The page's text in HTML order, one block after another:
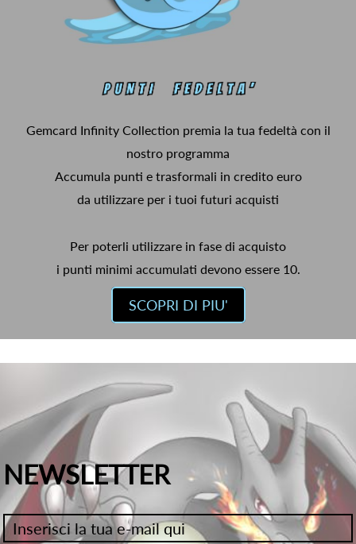
Gemcard Infinity Collection premia la tua fedeltà con il
nostro programma
Accumula punti e trasformali in credito euro
da utilizzare per i tuoi futuri acquisti
Per poterli utilizzare in fase di acquisto
i punti minimi accumulati devono essere 10.
SCOPRI DI PIU'
NEWSLETTER